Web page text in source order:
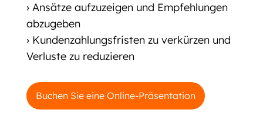
› Ansätze aufzuzeigen und Empfehlungen
abzugeben
› Kundenzahlungsfristen zu verkürzen und
Verluste zu reduzieren
Buchen Sie eine Online-Präsentation